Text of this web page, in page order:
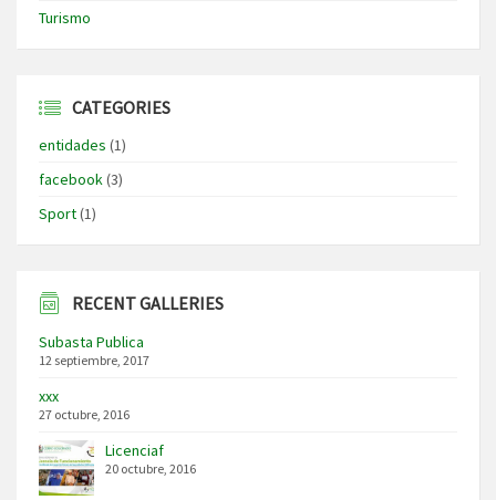
Turismo
CATEGORIES
entidades (1)
facebook(3)
Sport(1)
RECENT GALLERIES
Subasta Publica
12 septiembre, 2017
xxx
27 octubre, 2016
Licenciaf
20 octubre, 2016